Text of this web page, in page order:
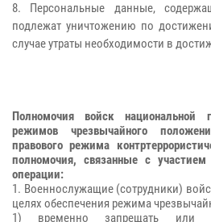
8. Персональные данные,
подлежат уничтожению по
случае утраты необходимости в
Полномочия войск национальной
режимов чрезвычайного
правового режима
полномочия, связанные с участием
операции:
1. Военнослужащие (сотрудники)
целях обеспечения режима
1) временно запрещать или